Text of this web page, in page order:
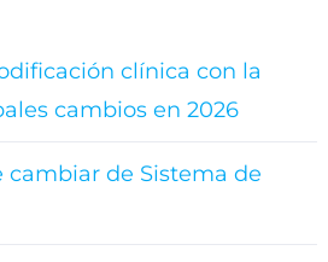
clínica con la
cambios en 2026
cambiar de Sistema de